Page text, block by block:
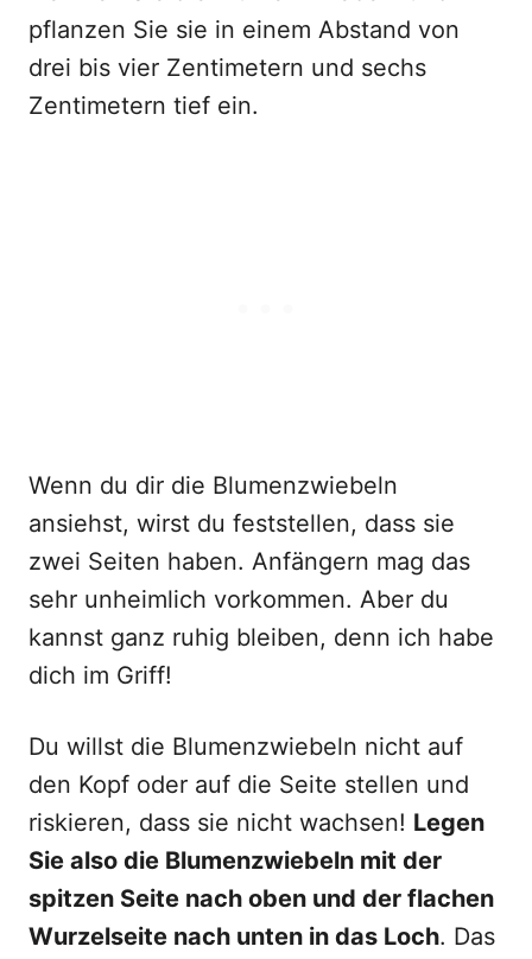
pflanzen Sie sie in einem Abstand von
drei bis vier Zentimetern und sechs
Zentimetern tief ein.
Wenn du dir die Blumenzwiebeln
ansiehst, wirst du feststellen, dass sie
zwei Seiten haben. Anfängern mag das
sehr unheimlich vorkommen. Aber du
kannst ganz ruhig bleiben, denn ich habe
dich im Griff!
Du willst die Blumenzwiebeln nicht auf
den Kopf oder auf die Seite stellen und
riskieren, dass sie nicht wachsen! Legen
Sie also die Blumenzwiebeln mit der
spitzen Seite nach oben und der flachen
Wurzelseite nach unten in das Loch. Das